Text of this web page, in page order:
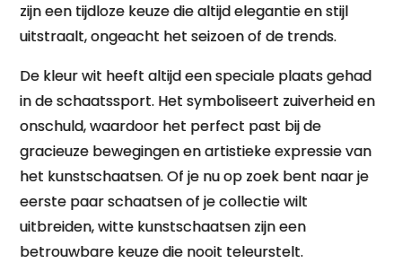
zijn een tijdloze keuze die altijd elegantie en stijl
uitstraalt, ongeacht het seizoen of de trends.
De kleur wit heeft altijd een speciale plaats gehad
in de schaatssport. Het symboliseert zuiverheid en
onschuld, waardoor het perfect past bij de
gracieuze bewegingen en artistieke expressie van
het kunstschaatsen. Of je nu op zoek bent naar je
eerste paar schaatsen of je collectie wilt
uitbreiden, witte kunstschaatsen zijn een
betrouwbare keuze die nooit teleurstelt.